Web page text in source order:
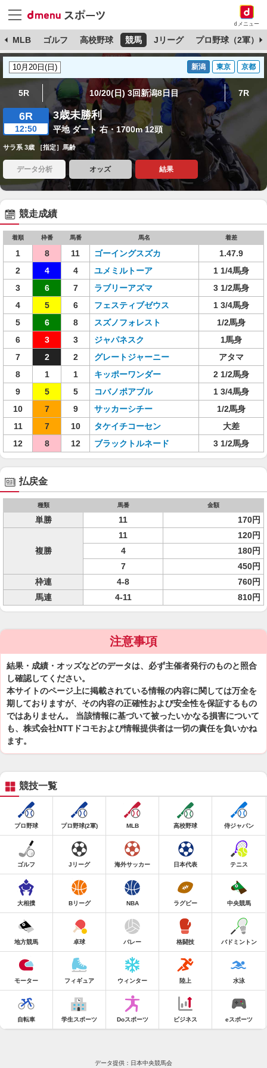
dメニュー
MLB ゴルフ 高校野球 競馬 Jリーグ プロ野球（2軍）
新潟 東京 京都
5R 10/20(日) 3回新潟8日目 7R
6R
12:50
3歳未勝利
平地 ダート 右・1700m 12頭
サラ系 3歳 ［指定］馬齢
データ分析 オッズ 結果
競走成績
着順 枠番 馬番 馬名 着差
1 8 11 ゴーイングスズカ
1.47.9
2
4 4 ユメミルトーア
1 1/4馬身
3
6 7 ラブリーアズマ
3 1/2馬身
4
5 6 フェスティブゼウス
1 3/4馬身
5
6 8 スズノフォレスト
1/2馬身
6
3 3 ジャパネスク
1馬身
7
2 2 グレートジャーニー
アタマ
8
1 1 キッポーワンダー
2 1/2馬身
9
5 5 コバノポアブル
1 3/4馬身
10
7 9 サッカーシチー
1/2馬身
11
7 10 タケイチコーセン
大差
12
8 12 ブラックトルネード 3 1/2馬身
払戻金
種類 馬番 金額
単勝 11 170円
複勝
11
120円
4
180円
7
450円
枠連
4-8
760円
馬連
4-11 810円
注意事項
結果・成績・オッズなどのデータは、必ず主催者発行のものと照合
し確認してください。
本サイトのページ上に掲載されている情報の内容に関しては万全を
期しておりますが、その内容の正確性および安全性を保証するもの
ではありません。 当該情報に基づいて被ったいかなる損害について
も、株式会社NTTドコモおよび情報提供者は一切の責任を負いかね
ます。
競技一覧
プロ野球 プロ野球(2軍) MLB 高校野球 侍ジャパン
ゴルフ Jリーグ 海外サッカー 日本代表 テニス
大相撲 Bリーグ NBA ラグビー 中央競馬
地方競馬 卓球 バレー 格闘技 バドミントン
モーター フィギュア ウィンター 陸上 水泳
自転車 学生スポーツ Doスポーツ ビジネス eスポーツ
データ提供：日本中央競馬会